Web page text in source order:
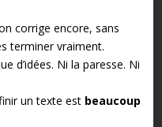
corrige encore, sans
terminer vraiment.
d’idées. Ni la paresse. Ni
un texte est beaucoup